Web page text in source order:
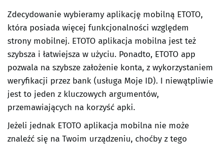
Zdecydowanie wybieramy aplikację mobilną ETOTO,
która posiada więcej funkcjonalności względem
strony mobilnej. ETOTO aplikacja mobilna jest też
szybsza i łatwiejsza w użyciu. Ponadto, ETOTO app
pozwala na szybsze założenie konta, z wykorzystaniem
weryfikacji przez bank (usługa Moje ID). I niewątpliwie
jest to jeden z kluczowych argumentów,
przemawiających na korzyść apki.
Jeżeli jednak ETOTO aplikacja mobilna nie może
znaleźć się na Twoim urządzeniu, choćby z tego